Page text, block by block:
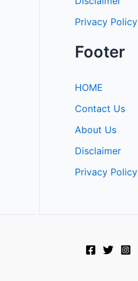
Privacy Policy
Footer
HOME
Contact Us
About Us
Disclaimer
Privacy Policy